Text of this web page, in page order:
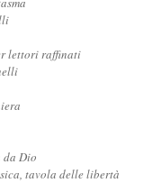
lettori raffinati
Dio
tavola delle libertà